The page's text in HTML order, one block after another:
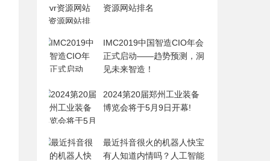
资源网站排名
IMC2019中国智造CIO年会
正式启动——趋势预测，洞
见未来智造！
2024第20届郑州工业装备
博览会将于5月9日开幕!
最近抖音很火的机器人快宝
有人知道内情吗？人工智能